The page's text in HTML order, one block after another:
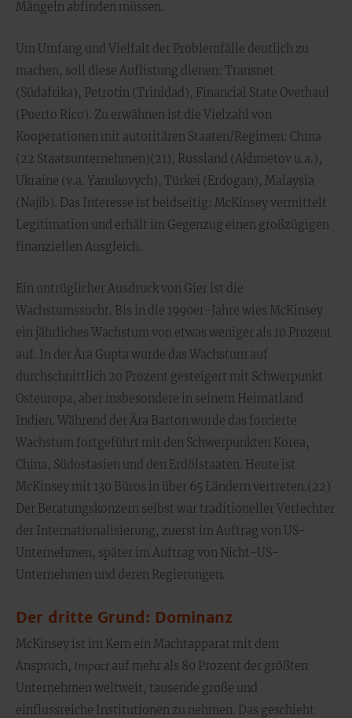
Mängeln abfinden müssen.
Um Umfang und Vielfalt der Problemfälle deutlich zu
machen, soll diese Auflistung dienen: Transnet
(Südafrika), Petrotin (Trinidad), Financial State Overhaul
(Puerto Rico). Zu erwähnen ist die Vielzahl von
Kooperationen mit autoritären Staaten/Regimen: China
(22 Staatsunternehmen)(21), Russland (Akhmetov u.a.),
Ukraine (v.a. Yanukovych), Türkei (Erdogan), Malaysia
(Najib). Das Interesse ist beidseitig: McKinsey vermittelt
Legitimation und erhält im Gegenzug einen großzügigen
finanziellen Ausgleich.
Ein untrüglicher Ausdruck von Gier ist die
Wachstumssucht. Bis in die 1990er-Jahre wies McKinsey
ein jährliches Wachstum von etwas weniger als 10 Prozent
auf. In der Ära Gupta wurde das Wachstum auf
durchschnittlich 20 Prozent gesteigert mit Schwerpunkt
Osteuropa, aber insbesondere in seinem Heimatland
Indien. Während der Ära Barton wurde das forcierte
Wachstum fortgeführt mit den Schwerpunkten Korea,
China, Südostasien und den Erdölstaaten. Heute ist
McKinsey mit 130 Büros in über 65 Ländern vertreten.(22)
Der Beratungskonzern selbst war traditioneller Verfechter
der Internationalisierung, zuerst im Auftrag von US-
Unternehmen, später im Auftrag von Nicht-US-
Unternehmen und deren Regierungen.
Der dritte Grund: Dominanz
McKinsey ist im Kern ein Machtapparat mit dem
Anspruch, Impact auf mehr als 80 Prozent der größten
Unternehmen weltweit, tausende große und
einflussreiche Institutionen zu nehmen. Das geschieht